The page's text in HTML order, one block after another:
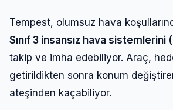
Tempest, olumsuz hava
Sınıf 3 insansız hava sistemlerini
takip ve imha edebiliyor. Araç,
getirildikten sonra konum
ateşinden kaçabiliyor.